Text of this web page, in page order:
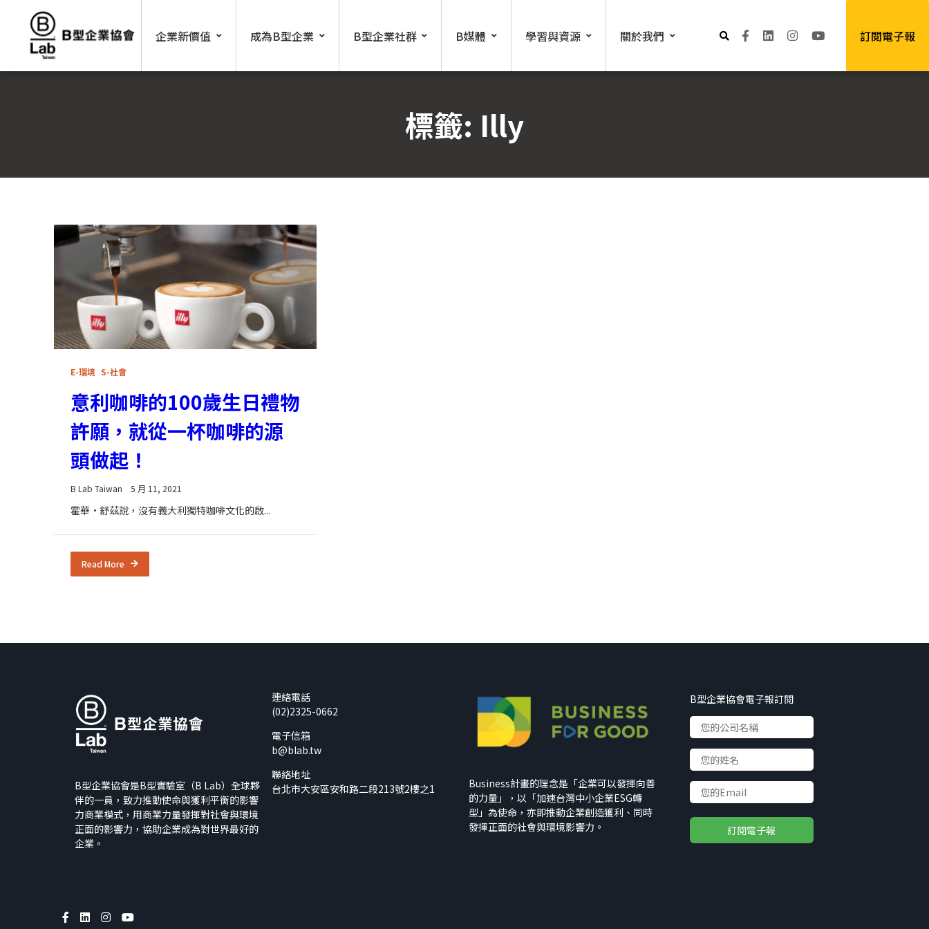
content
企業新價值 成為B型企業 B型企業社群 B媒體 學習與資源 關於我們 訂閱電子報
標籤: Illy
E-環境 S-社會
意利咖啡的100歲生日禮物
許願，就從一杯咖啡的源
頭做起！
B Lab Taiwan 5 月 11, 2021
霍華·舒茲說，沒有義大利獨特咖啡文化的啟...
Read More
B型企業協會是B型實驗室（B Lab）全球夥
伴的一員，致力推動使命與獲利平衡的影響
力商業模式，用商業力量發揮對社會與環境
正面的影響力，協助企業成為對世界最好的
企業。
連絡電話
(02)2325-0662
電子信箱
b@blab.tw
聯絡地址
台北市大安區安和路二段213號2樓之1
Business計畫的理念是「企業可以發揮向善
的力量」，以「加速台灣中小企業ESG轉
型」為使命，亦即推動企業創造獲利、同時
發揮正面的社會與環境影響力。
B型企業協會電子報訂閱